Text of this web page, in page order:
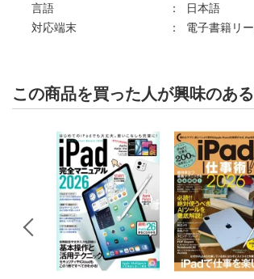
言語
：
日本語
対応端末
： 電子書籍リ
この商品を買った人が興味のあ